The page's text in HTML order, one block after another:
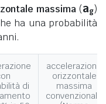
massima (ag)
ha una probabilità
di
accelerazione
orizzontale
massima
convenzionale